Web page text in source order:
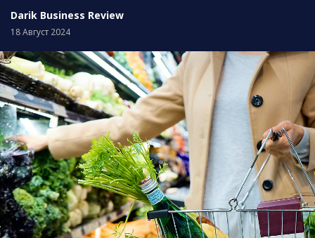
Darik Business Review
18 Август 2024